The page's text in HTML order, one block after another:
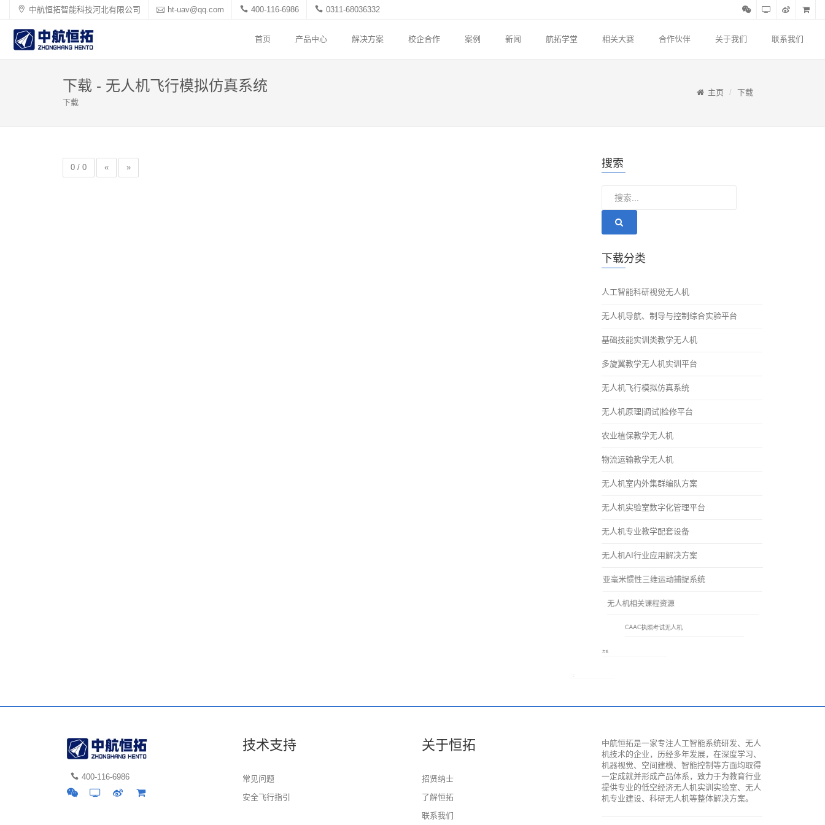
中航恒拓智能科技河北有限公司 ht-uav@qq.com 400-116-6986 0311-68036332
首页 产品中心 解决方案 校企合作 案例 新闻 航拓学堂 相关大赛 合作伙伴 关于我们 联系我们
下载 - 无人机飞行模拟仿真系统
下载
主页 下载
0 / 0 « » 搜索
下载分类
人工智能科研视觉无人机
无人机导航、制导与控制综合实验平台
基础技能实训类教学无人机
多旋翼教学无人机实训平台
无人机飞行模拟仿真系统
无人机原理|调试|检修平台
农业植保教学无人机
物流运输教学无人机
无人机室内外集群编队方案
无人机实验室数字化管理平台
无人机专业教学配套设备
无人机AI行业应用解决方案
亚毫米惯性三维运动捕捉系统
无人机相关课程资源
CAAC执照考试无人机
其他
400-116-6986
技术支持
常见问题
安全飞行指引
关于恒拓
招贤纳士
了解恒拓
联系我们
中航恒拓是一家专注人工智能系统研发、无人
机技术的企业，历经多年发展，在深度学习、
机器视觉、空间建模、智能控制等方面均取得
一定成就并形成产品体系，致力于为教育行业
提供专业的低空经济无人机实训实验室、无人
机专业建设、科研无人机等整体解决方案。